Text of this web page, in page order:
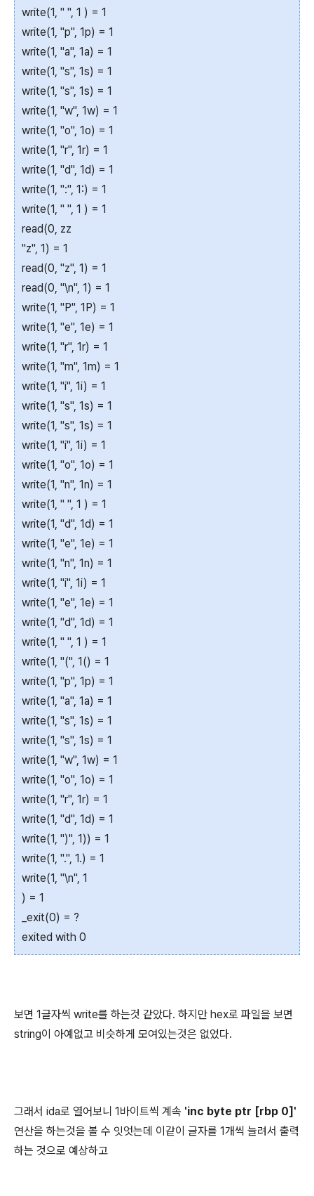
write(1, " ", 1 ) = 1
write(1, "p", 1p) = 1
write(1, "a", 1a) = 1
write(1, "s", 1s) = 1
write(1, "s", 1s) = 1
write(1, "w", 1w) = 1
write(1, "o", 1o) = 1
write(1, "r", 1r) = 1
write(1, "d", 1d) = 1
write(1, ":", 1:) = 1
write(1, " ", 1 ) = 1
read(0, zz
"z", 1) = 1
read(0, "z", 1) = 1
read(0, "\n", 1) = 1
write(1, "P", 1P) = 1
write(1, "e", 1e) = 1
write(1, "r", 1r) = 1
write(1, "m", 1m) = 1
write(1, "i", 1i) = 1
write(1, "s", 1s) = 1
write(1, "s", 1s) = 1
write(1, "i", 1i) = 1
write(1, "o", 1o) = 1
write(1, "n", 1n) = 1
write(1, " ", 1 ) = 1
write(1, "d", 1d) = 1
write(1, "e", 1e) = 1
write(1, "n", 1n) = 1
write(1, "i", 1i) = 1
write(1, "e", 1e) = 1
write(1, "d", 1d) = 1
write(1, " ", 1 ) = 1
write(1, "(", 1() = 1
write(1, "p", 1p) = 1
write(1, "a", 1a) = 1
write(1, "s", 1s) = 1
write(1, "s", 1s) = 1
write(1, "w", 1w) = 1
write(1, "o", 1o) = 1
write(1, "r", 1r) = 1
write(1, "d", 1d) = 1
write(1, ")", 1)) = 1
write(1, ".", 1.) = 1
write(1, "\n", 1
) = 1
_exit(0) = ?
exited with 0
보면 1글자씩 write를 하는것 같았다. 하지만 hex로 파일을 보면
string이 아예없고 비슷하게 모여있는것은 없었다.
그래서 ida로 열어보니 1바이트씩 계속 'inc byte ptr [rbp 0]'
연산을 하는것을 볼 수 잇엇는데 이같이 글자를 1개씩 늘려서 출력
하는 것으로 예상하고